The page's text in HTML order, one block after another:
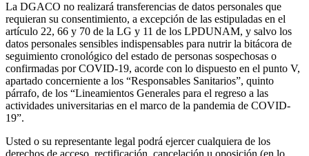
La DGACO no realizará transferencias de datos personales que
requieran su consentimiento, a excepción de las estipuladas en el
artículo 22, 66 y 70 de la LG y 11 de los LPDUNAM, y salvo los
datos personales sensibles indispensables para nutrir la bitácora de
seguimiento cronológico del estado de personas sospechosas o
confirmadas por COVID-19, acorde con lo dispuesto en el punto V,
apartado concerniente a los “Responsables Sanitarios”, quinto
párrafo, de los “Lineamientos Generales para el regreso a las
actividades universitarias en el marco de la pandemia de COVID-
19”.
Usted o su representante legal podrá ejercer cualquiera de los